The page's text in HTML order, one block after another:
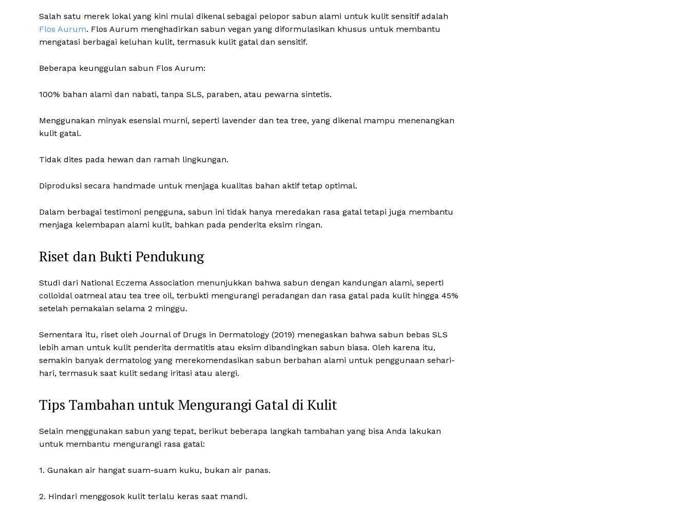
Salah satu merek lokal yang kini mulai dikenal sebagai pelopor sabun alami untuk kulit sensitif adalah
Flos Aurum. Flos Aurum menghadirkan sabun vegan yang diformulasikan khusus untuk membantu
mengatasi berbagai keluhan kulit, termasuk kulit gatal dan sensitif.
Beberapa keunggulan sabun Flos Aurum:
100% bahan alami dan nabati, tanpa SLS, paraben, atau pewarna sintetis.
Menggunakan minyak esensial murni, seperti lavender dan tea tree, yang dikenal mampu menenangkan
kulit gatal.
Tidak dites pada hewan dan ramah lingkungan.
Diproduksi secara handmade untuk menjaga kualitas bahan aktif tetap optimal.
Dalam berbagai testimoni pengguna, sabun ini tidak hanya meredakan rasa gatal tetapi juga membantu
menjaga kelembapan alami kulit, bahkan pada penderita eksim ringan.
Riset dan Bukti Pendukung
Studi dari National Eczema Association menunjukkan bahwa sabun dengan kandungan alami, seperti
colloidal oatmeal atau tea tree oil, terbukti mengurangi peradangan dan rasa gatal pada kulit hingga 45%
setelah pemakaian selama 2 minggu.
Sementara itu, riset oleh Journal of Drugs in Dermatology (2019) menegaskan bahwa sabun bebas SLS
lebih aman untuk kulit penderita dermatitis atau eksim dibandingkan sabun biasa. Oleh karena itu,
semakin banyak dermatolog yang merekomendasikan sabun berbahan alami untuk penggunaan sehari-
hari, termasuk saat kulit sedang iritasi atau alergi.
Tips Tambahan untuk Mengurangi Gatal di Kulit
Selain menggunakan sabun yang tepat, berikut beberapa langkah tambahan yang bisa Anda lakukan
untuk membantu mengurangi rasa gatal:
1. Gunakan air hangat suam-suam kuku, bukan air panas.
2. Hindari menggosok kulit terlalu keras saat mandi.